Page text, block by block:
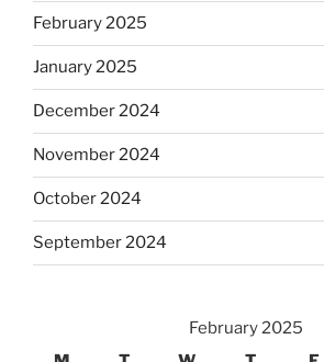
February 2025
January 2025
December 2024
November 2024
October 2024
September 2024
February 2025